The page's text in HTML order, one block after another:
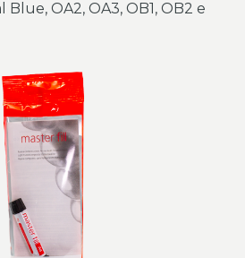
Blue, OA2, OA3, OB1, OB2 e